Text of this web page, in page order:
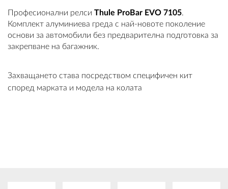
Професионални релси Thule ProBar EVO 7105.
Комплект алуминиева греда с най-новоте поколение
основи за автомобили без предварителна подготовка за
закрепване на багажник.
Захващането става посредством специфичен кит
според марката и модела на колата
УСЛОВИЯ ЗА ДОСТАВКА
СТОКИ НА КРЕДИТ